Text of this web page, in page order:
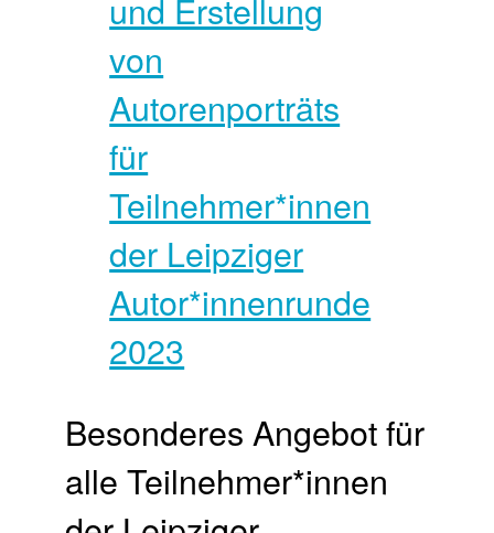
Besonderes Angebot für
alle Teilnehmer*innen